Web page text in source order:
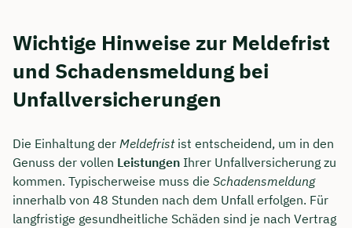
Wichtige Hinweise zur Meldefrist
und Schadensmeldung bei
Unfallversicherungen
Die Einhaltung der Meldefristist entscheidend, um in den
Genuss der vollen Leistungen Ihrer Unfallversicherung zu
kommen. Typischerweise muss die Schadensmeldung
innerhalb von 48 Stunden nach dem Unfall erfolgen. Für
langfristige gesundheitliche Schäden sind je nach Vertrag